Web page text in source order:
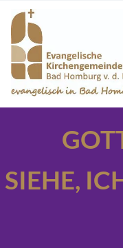
SIEHE,